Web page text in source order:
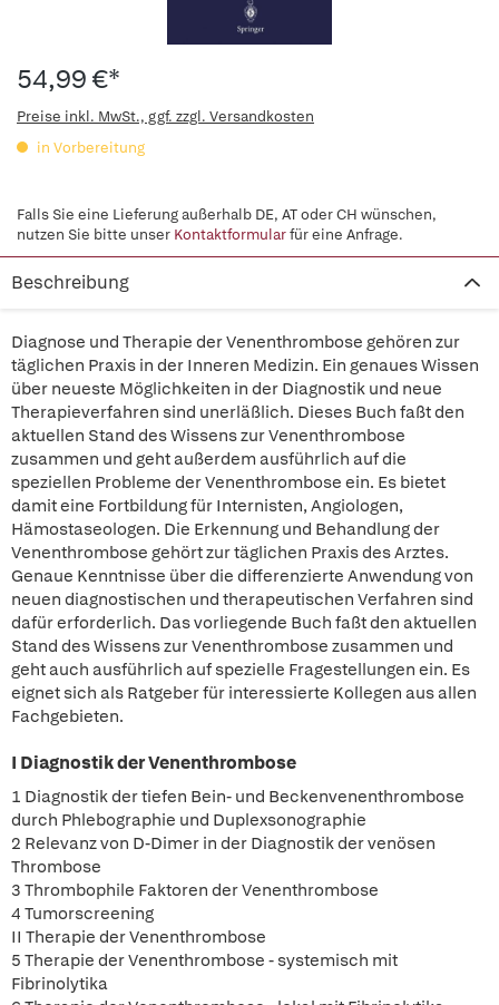
54,99 €*
Preise inkl. MwSt., ggf. zzgl. Versandkosten
in Vorbereitung
Falls Sie eine Lieferung außerhalb DE, AT oder CH wünschen,
nutzen Sie bitte unser Kontaktformularfür eine Anfrage.
Beschreibung
Diagnose und Therapie der Venenthrombose gehören zur
täglichen Praxis in der Inneren Medizin. Ein genaues Wissen
über neueste Möglichkeiten in der Diagnostik und neue
Therapieverfahren sind unerläßlich. Dieses Buch faßt den
aktuellen Stand des Wissens zur Venenthrombose
zusammen und geht außerdem ausführlich auf die
speziellen Probleme der Venenthrombose ein. Es bietet
damit eine Fortbildung für Internisten, Angiologen,
Hämostaseologen. Die Erkennung und Behandlung der
Venenthrombose gehört zur täglichen Praxis des Arztes.
Genaue Kenntnisse über die differenzierte Anwendung von
neuen diagnostischen und therapeutischen Verfahren sind
dafür erforderlich. Das vorliegende Buch faßt den aktuellen
Stand des Wissens zur Venenthrombose zusammen und
geht auch ausführlich auf spezielle Fragestellungen ein. Es
eignet sich als Ratgeber für interessierte Kollegen aus allen
Fachgebieten.
I Diagnostik der Venenthrombose
1 Diagnostik der tiefen Bein- und Beckenvenenthrombose
durch Phlebographie und Duplexsonographie
2 Relevanz von D-Dimer in der Diagnostik der venösen
Thrombose
3 Thrombophile Faktoren der Venenthrombose
4 Tumorscreening
II Therapie der Venenthrombose
5 Therapie der Venenthrombose - systemisch mit
Fibrinolytika